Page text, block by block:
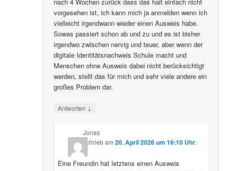
vorgesehen ist, ich kann mich ja anmelden wenn ich
vielleicht irgendwann wieder einen Ausweis habe.
Sowas passiert schon ab und zu und es ist bisher
irgendwo zwischen nervig und teuer, aber wenn der
digitale Identitätsnachweis Schule macht und
Menschen ohne Ausweis dabei nicht berücksichtigt
werden, stellt das für mich und sehr viele andere ein
großes Problem dar.
Antworten ↓
Jonas
schriebam 20. April 2026 um 16:10 Uhr:
Eine Freundin hat letztens einen Ausweis